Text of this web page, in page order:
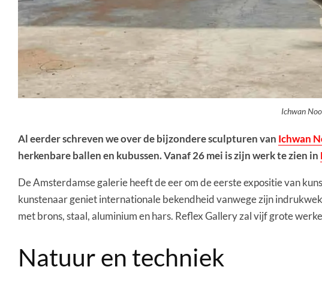
Ichwan
Al eerder schreven we over de bijzondere sculpturen van Ichwan
herkenbare ballen en kubussen. Vanaf 26 mei is zijn werk te zien in
De Amsterdamse galerie heeft de eer om de eerste expositie van
kunstenaar geniet internationale bekendheid vanwege zijn
met brons, staal, aluminium en hars. Reflex Gallery zal vijf grote
Natuur en techniek